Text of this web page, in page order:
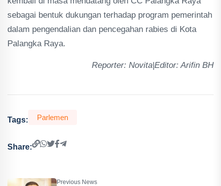
sebagai bentuk dukungan terhadap program pemerintah
dalam pengendalian dan pencegahan rabies di Kota
Palangka Raya.
Reporter: Novita|Editor: Arifin BH
Tags: Parlemen
Share:
Previous News